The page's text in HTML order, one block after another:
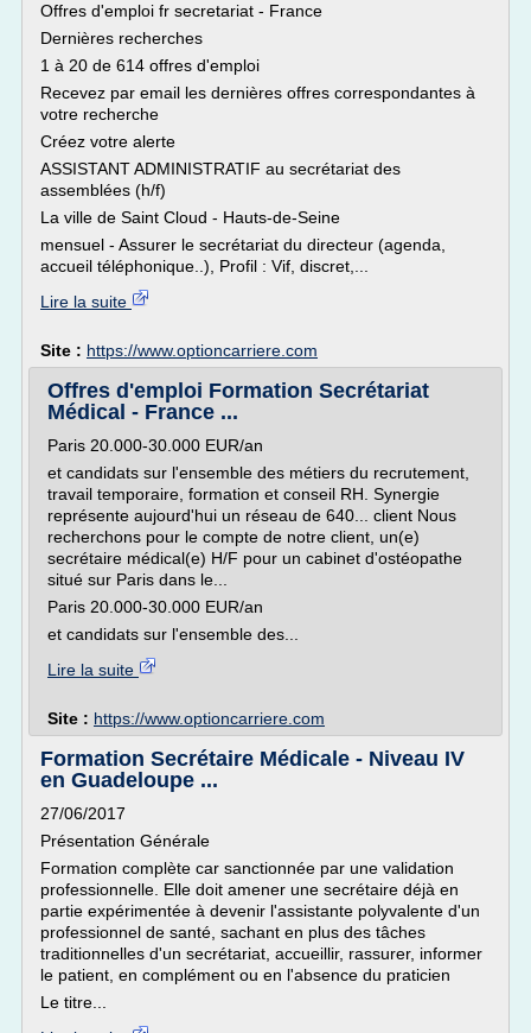
Offres d'emploi fr secretariat - France
Dernières recherches
1 à 20 de 614 offres d'emploi
Recevez par email les dernières offres correspondantes à
votre recherche
Créez votre alerte
ASSISTANT ADMINISTRATIF au secrétariat des
assemblées (h/f)
La ville de Saint Cloud - Hauts-de-Seine
mensuel - Assurer le secrétariat du directeur (agenda,
accueil téléphonique..), Profil : Vif, discret,...
Lire la suite
Site : https://www.optioncarriere.com
Offres d'emploi Formation Secrétariat
Médical - France ...
Paris 20.000-30.000 EUR/an
et candidats sur l'ensemble des métiers du recrutement,
travail temporaire, formation et conseil RH. Synergie
représente aujourd'hui un réseau de 640... client Nous
recherchons pour le compte de notre client, un(e)
secrétaire médical(e) H/F pour un cabinet d'ostéopathe
situé sur Paris dans le...
Paris 20.000-30.000 EUR/an
et candidats sur l'ensemble des...
Lire la suite
Site : https://www.optioncarriere.com
Formation Secrétaire Médicale - Niveau IV
en Guadeloupe ...
27/06/2017
Présentation Générale
Formation complète car sanctionnée par une validation
professionnelle. Elle doit amener une secrétaire déjà en
partie expérimentée à devenir l'assistante polyvalente d'un
professionnel de santé, sachant en plus des tâches
traditionnelles d'un secrétariat, accueillir, rassurer, informer
le patient, en complément ou en l'absence du praticien
Le titre...